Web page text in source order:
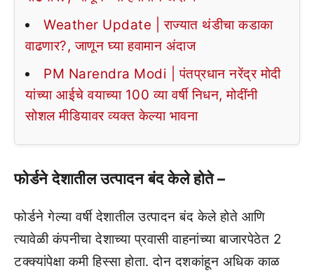
Weather Update | राज्यात थंडीचा कडाका
वाढणार?, जाणून घ्या हवामान अंदाज
PM Narendra Modi | पंतप्रधान नरेंद्र मोदी
यांच्या आईचे वयाच्या 100 व्या वर्षी निधन, मोदींनी
सोशल मीडियावर व्यक्त केल्या भावना
फोर्डने देशातील उत्पादन बंद केले होते –
फोर्डने गेल्या वर्षी देशातील उत्पादन बंद केले होते आणि
त्यावेळी कंपनीचा देशाच्या प्रवासी वाहनांच्या बाजारपेठेत 2
टक्क्यांपेक्षा कमी हिस्सा होता. दोन दशकांहून अधिक काळ